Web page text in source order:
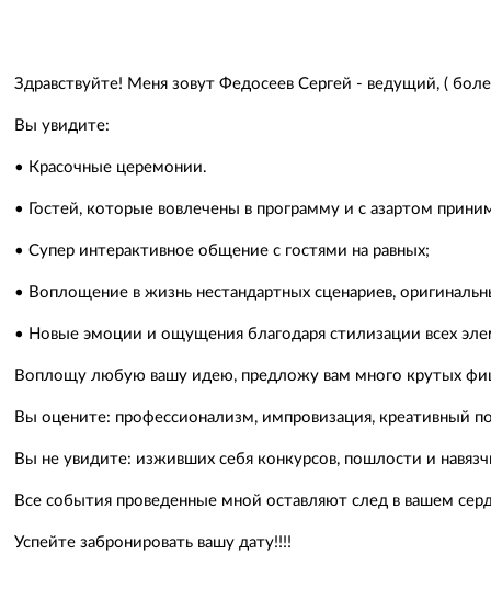
Здравствуйте! Меня зовут Федосеев Сергей - ведущий, (
Вы увидите:
• Красочные церемонии.
• Гостей, которые вовлечены в программу и с азартом
• Супер интерактивное общение с гостями на равных;
• Воплощение в жизнь нестандартных сценариев,
• Новые эмоции и ощущения благодаря стилизации всех
Воплощу любую вашу идею, предложу вам много крутых
Вы оцените: профессионализм, импровизация, креативный
Вы не увидите: изживших себя конкурсов, пошлости и
Все события проведенные мной оставляют след в вашем
Успейте забронировать вашу дату!!!!